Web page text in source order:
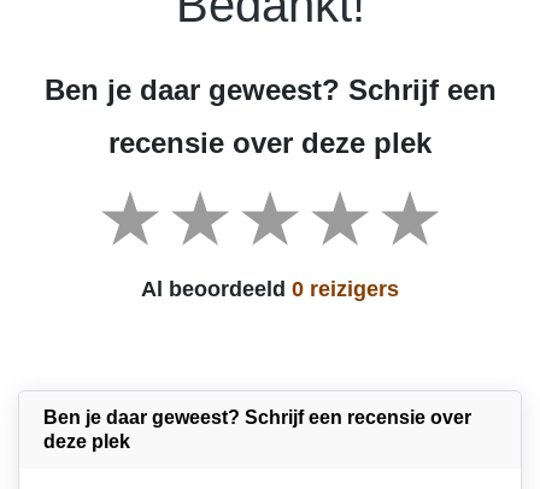
Ben je daar geweest? Schrijf een
recensie over deze plek
Al beoordeeld 0 reizigers
Ben je daar geweest? Schrijf een recensie over
deze plek